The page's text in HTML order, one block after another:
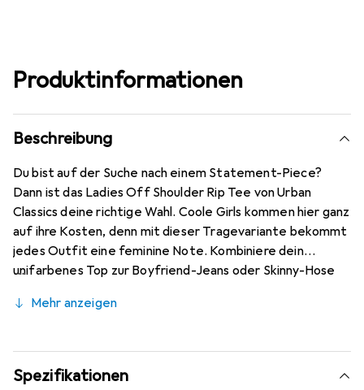
Produktinformationen
Beschreibung
Du bist auf der Suche nach einem Statement-Piece?
Dann ist das Ladies Off Shoulder Rip Tee von Urban
Classics deine richtige Wahl. Coole Girls kommen hier ganz
auf ihre Kosten, denn mit dieser Tragevariante bekommt
jedes Outfit eine feminine Note. Kombiniere dein
unifarbenes Top zur Boyfriend-Jeans oder Skinny-Hose
angenehme Baumwoll-Mischgewebe sorgt für den
Mehr anzeigen
Spezifikationen